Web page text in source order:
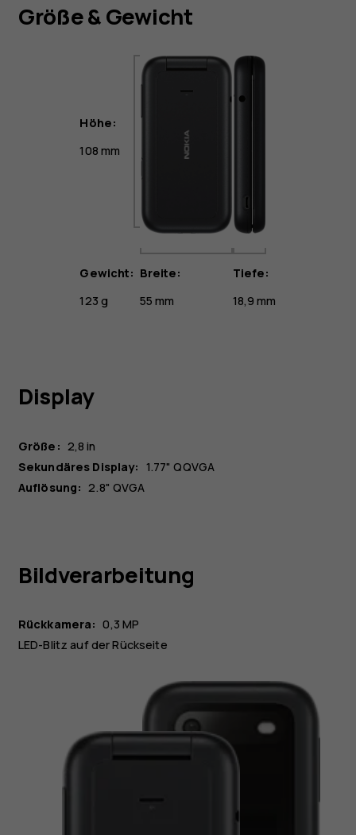
Größe & Gewicht
Höhe:
108 mm
Gewicht:
123 g
Breite:
55 mm
Tiefe:
18,9 mm
Display
Größe: 2,8 in
Sekundäres Display: 1.77" QQVGA
Auflösung: 2.8" QVGA
Bildverarbeitung
Rückkamera: 0,3 MP
LED-Blitz auf der Rückseite